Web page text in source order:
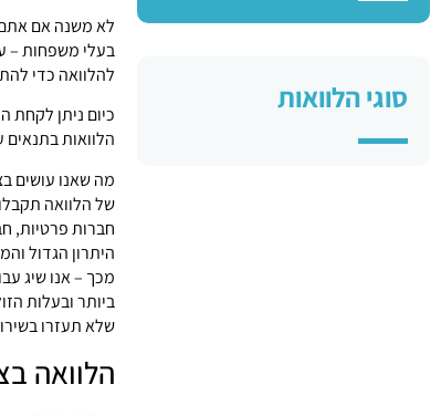
סוגי הלוואות
לא משנה אם אתם
בעלי משפחות –
להלוואה כדי
כיום ניתן לקחת
הלוואות בתנאים
מה שאנו עושים
של הלוואה
חברות פרטיות,
היתרון הגדול
מכך – אנו שיג
ביותר ובעלות
שלא תעזרו
הלוואה